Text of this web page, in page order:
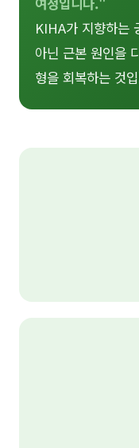
KIHA가 지향하는
아닌 근본 원인을
형을 회복하는 것